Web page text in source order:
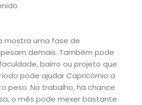
mostra uma fase de
demais. Também pode
bairro ou projeto que
pode ajudar Capricórnio a
peso. No trabalho, há chance
o mês pode mexer bastante